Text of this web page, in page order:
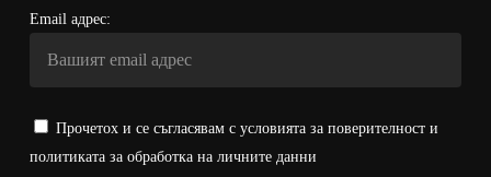
Email адрес:
Прочетох и се съгласявам с условията за поверителност и
политиката за обработка на личните данни